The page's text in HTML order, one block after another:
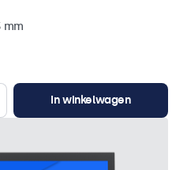
mm
In winkelwagen